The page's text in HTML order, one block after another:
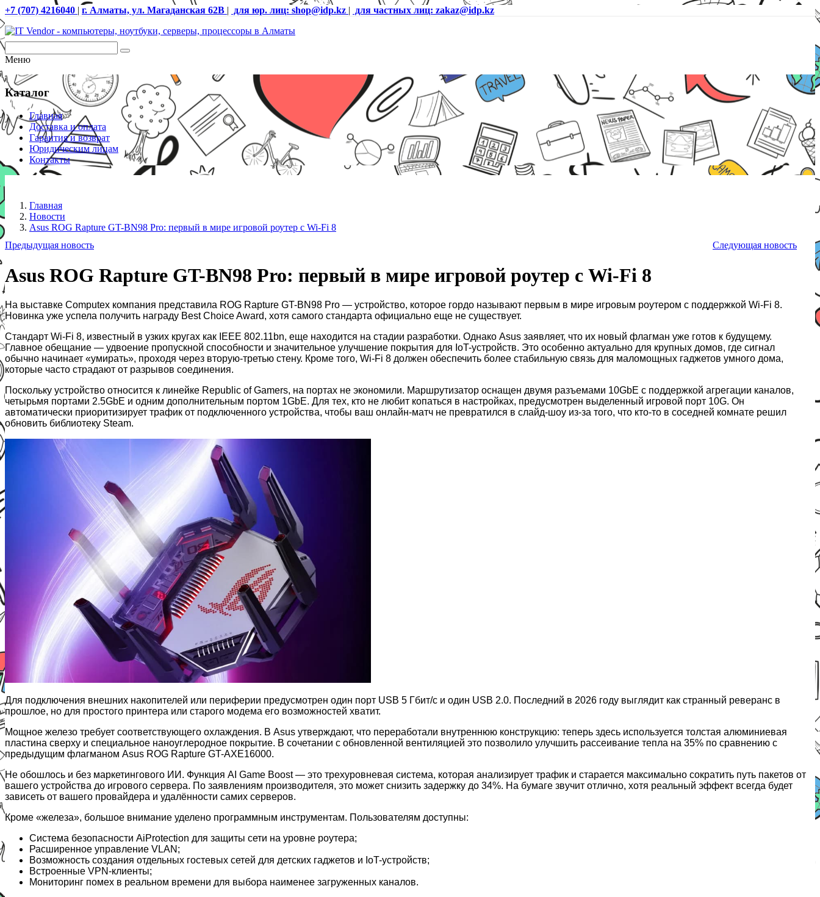
+7 (707) 4216040 | г. Алматы, ул. Магаданская 62В | для юр. лиц: shop@idp.kz | для частных лиц: zakaz@idp.kz
Меню
Каталог
Главная
Доставка и оплата
Гарантия и возврат
Юридическим лицам
Контакты
Главная
Новости
Asus ROG Rapture GT-BN98 Pro: первый в мире игровой роутер с Wi-Fi 8
Предыдущая новость
Следующая новость
Asus ROG Rapture GT-BN98 Pro: первый в мире игровой роутер с Wi-Fi 8
На выставке Computex компания представила ROG Rapture GT-BN98 Pro — устройство, которое гордо называют первым в мире игровым роутером с поддержкой Wi-Fi 8.
Новинка уже успела получить награду Best Choice Award, хотя самого стандарта официально еще не существует.
Стандарт Wi-Fi 8, известный в узких кругах как IEEE 802.11bn, еще находится на стадии разработки. Однако Asus заявляет, что их новый флагман уже готов к будущему.
Главное обещание — удвоение пропускной способности и значительное улучшение покрытия для IoT-устройств. Это особенно актуально для крупных домов, где сигнал
обычно начинает «умирать», проходя через вторую-третью стену. Кроме того, Wi-Fi 8 должен обеспечить более стабильную связь для маломощных гаджетов умного дома,
которые часто страдают от разрывов соединения.
Поскольку устройство относится к линейке Republic of Gamers, на портах не экономили. Маршрутизатор оснащен двумя разъемами 10GbE с поддержкой агрегации каналов,
четырьмя портами 2.5GbE и одним дополнительным портом 1GbE. Для тех, кто не любит копаться в настройках, предусмотрен выделенный игровой порт 10G. Он
автоматически приоритизирует трафик от подключенного устройства, чтобы ваш онлайн-матч не превратился в слайд-шоу из-за того, что кто-то в соседней комнате решил
обновить библиотеку Steam.
Для подключения внешних накопителей или периферии предусмотрен один порт USB 5 Гбит/с и один USB 2.0. Последний в 2026 году выглядит как странный реверанс в
прошлое, но для простого принтера или старого модема его возможностей хватит.
Мощное железо требует соответствующего охлаждения. В Asus утверждают, что переработали внутреннюю конструкцию: теперь здесь используется толстая алюминиевая
пластина сверху и специальное наноуглеродное покрытие. В сочетании с обновленной вентиляцией это позволило улучшить рассеивание тепла на 35% по сравнению с
предыдущим флагманом Asus ROG Rapture GT-AXE16000.
Не обошлось и без маркетингового ИИ. Функция AI Game Boost — это трехуровневая система, которая анализирует трафик и старается максимально сократить путь пакетов от
вашего устройства до игрового сервера. По заявлениям производителя, это может снизить задержку до 34%. На бумаге звучит отлично, хотя реальный эффект всегда будет
зависеть от вашего провайдера и удалённости самих серверов.
Кроме «железа», большое внимание уделено программным инструментам. Пользователям доступны:
Система безопасности AiProtection для защиты сети на уровне роутера;
Расширенное управление VLAN;
Возможность создания отдельных гостевых сетей для детских гаджетов и IoT-устройств;
Встроенные VPN-клиенты;
Мониторинг помех в реальном времени для выбора наименее загруженных каналов.